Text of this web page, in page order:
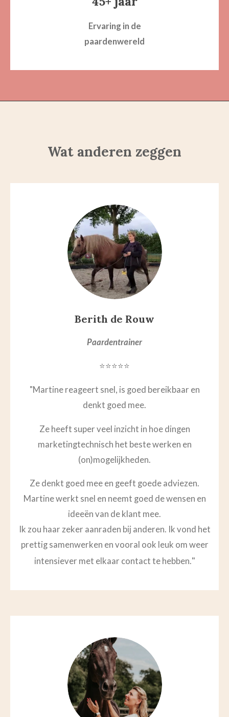
Ervaring in de
paardenwereld
Wat anderen zeggen
Berith de Rouw
Paardentrainer
⭐⭐⭐⭐⭐
"Martine reageert snel, is goed bereikbaar en
denkt goed mee.
Ze heeft super veel inzicht in hoe dingen
marketingtechnisch het beste werken en
(on)mogelijkheden.
Ze denkt goed mee en geeft goede adviezen.
Martine werkt snel en neemt goed de wensen en
ideeën van de klant mee.
Ik zou haar zeker aanraden bij anderen. Ik vond het
prettig samenwerken en vooral ook leuk om weer
intensiever met elkaar contact te hebben."